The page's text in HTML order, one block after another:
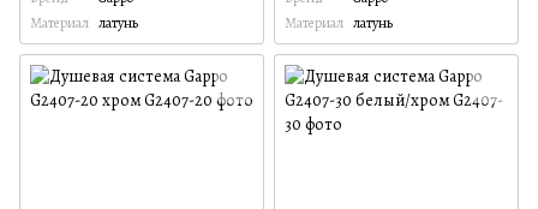
Материал латунь
Материал латунь